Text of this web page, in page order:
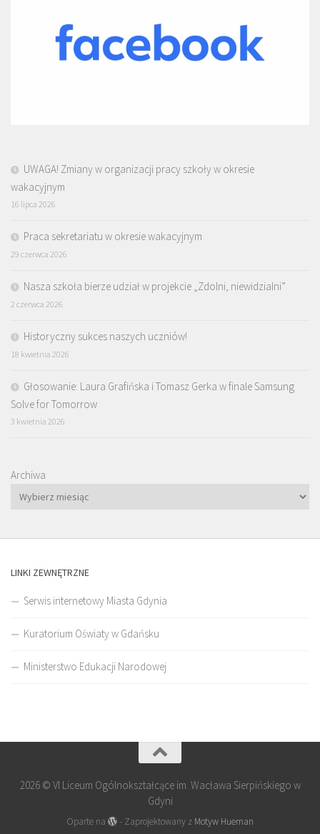
UWAGA! Zmiany w organizacji pracy szkoły w okresie
wakacyjnym
16 lipca 2026
Praca sekretariatu w okresie wakacyjnym
29 czerwca 2026
Nasza szkoła bierze udział w projekcie „Zdolni, niewidzialni”
2 czerwca 2026
Historyczny sukces naszych uczniów!
18 kwietnia 2026
Głosowanie: Laura Grafińska i Tomasz Gerka w finale Samsung
Solve for Tomorrow
3 kwietnia 2026
Archiwa
LINKI ZEWNĘTRZNE
Serwis internetowy Miasta Gdynia
Kuratorium Oświaty w Gdańsku
Ministerstwo Edukacji Narodowej
2026 © VI Liceum Ogólnokształcące im. Wacława Sierpińskiego w
Gdyni
Oparte na - Zaprojektowany z Motyw Hueman